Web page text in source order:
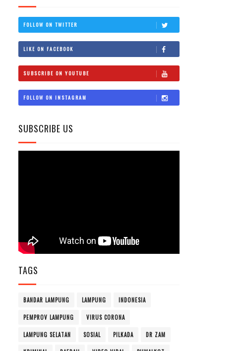
FOLLOW ON TWITTER
LIKE ON FACEBOOK
SUBSCRIBE ON YOUTUBE
FOLLOW ON INSTAGRAM
SUBSCRIBE US
TAGS
BANDAR LAMPUNG LAMPUNG INDONESIA
PEMPROV LAMPUNG VIRUS CORONA
LAMPUNG SELATAN SOSIAL PILKADA DR ZAM